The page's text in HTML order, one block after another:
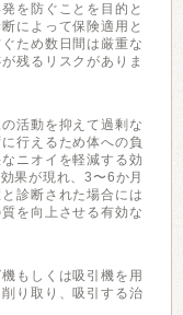
を防ぐことを目的と
によって保険適用と
ため数日間は厳重な
残るリスクがありま
活動を抑えて過剰な
行えるため体への負
ニオイを軽減する効
果が現れ、3〜6か月
診断された場合には
を向上させる有効な
もしくは吸引機を用
り取り、吸引する治